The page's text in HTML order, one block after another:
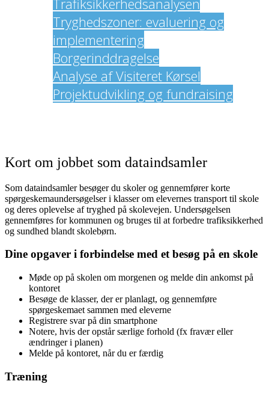
Tryghedszoner: evaluering og
implementering
Borgerinddragelse
Analyse af Visiteret Kørsel
Projektudvikling og fundraising
Kort om jobbet som dataindsamler
Som dataindsamler besøger du skoler og gennemfører korte
spørgeskemaundersøgelser i klasser om elevernes transport til skole
og deres oplevelse af tryghed på skolevejen. Undersøgelsen
gennemføres for kommunen og bruges til at forbedre trafiksikkerhed
og sundhed blandt skolebørn.
Dine opgaver i forbindelse med et besøg på en skole
Møde op på skolen om morgenen og melde din ankomst på
kontoret
Besøge de klasser, der er planlagt, og gennemføre
spørgeskemaet sammen med eleverne
Registrere svar på din smartphone
Notere, hvis der opstår særlige forhold (fx fravær eller
ændringer i planen)
Melde på kontoret, når du er færdig
Træning